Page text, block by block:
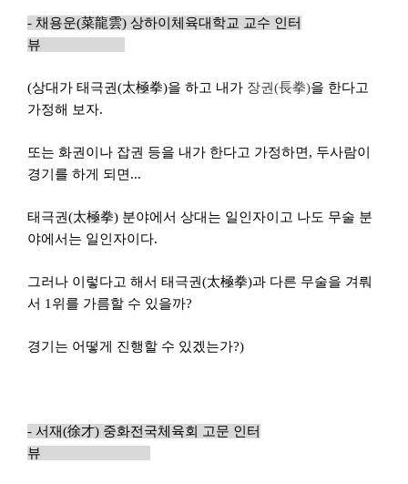
- 채용운(菜龍雲) 상하이체육대학교 교수 인터
뷰
(상대가 태극권(太極拳)을 하고 내가 장권(長拳)을 한다고
가정해 보자.
또는 화권이나 잡권 등을 내가 한다고 가정하면, 두사람이
경기를 하게 되면...
태극권(太極拳) 분야에서 상대는 일인자이고 나도 무술 분
야에서는 일인자이다.
그러나 이렇다고 해서 태극권(太極拳)과 다른 무술을 겨뤄
서 1위를 가름할 수 있을까?
경기는 어떻게 진행할 수 있겠는가?)
- 서재(徐才) 중화전국체육회 고문 인터
뷰